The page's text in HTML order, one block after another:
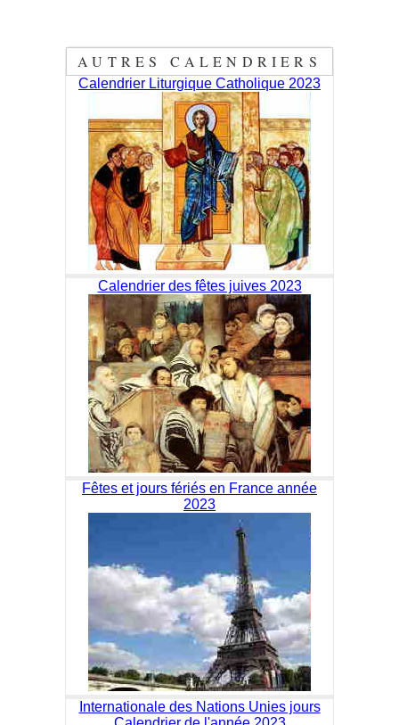
AUTRES CALENDRIERS
Calendrier Liturgique Catholique 2023
Calendrier des fêtes juives 2023
Fêtes et jours fériés en France année
2023
Internationale des Nations Unies jours